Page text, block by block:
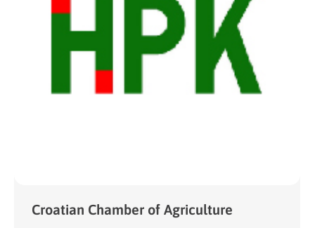
Croatian Chamber of Agriculture